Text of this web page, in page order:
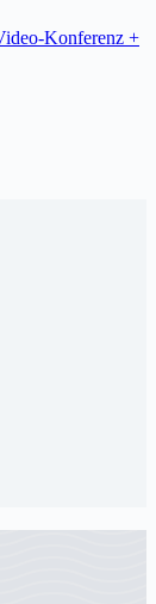
Konferenz +